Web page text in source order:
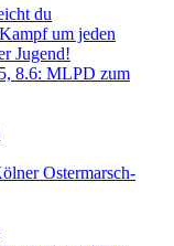
du
um jeden
Jugend!
8.6: MLPD zum
Ostermarsch-